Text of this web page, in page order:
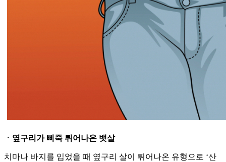
ㆍ옆구리가 삐죽 튀어나온 뱃살
치마나 바지를 입었을 때 옆구리 살이 튀어나온 유형으로 ‘산